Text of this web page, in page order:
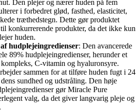
Den plejer og nærer huden på fem
i forbedret glød, fasthed, elasticitet,
træthedstegn. Dette gør produktet
konkurrerende produkter, da det ikke kun
huden.
hudplejeingredienser: Den avancerede
89% hudplejeingredienser, herunder et
C-vitamin og hyaluronsyre.
sammen for at tilføre huden fugt i 24
sundhed og udstråling. Den høje
gør Miracle Pure
valg, da det giver langvarig pleje og